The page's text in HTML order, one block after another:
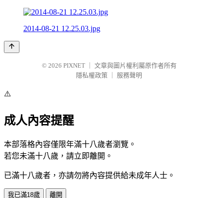
2014-08-21 12.25.03.jpg
© 2026 PIXNET
文章與圖片權利屬原作者所有
隱私權政策
服務聲明
⚠️
成人內容提醒
本部落格內容僅限年滿十八歲者瀏覽。
若您未滿十八歲，請立即離開。
已滿十八歲者，亦請勿將內容提供給未成年人士。
我已滿18歲 離開